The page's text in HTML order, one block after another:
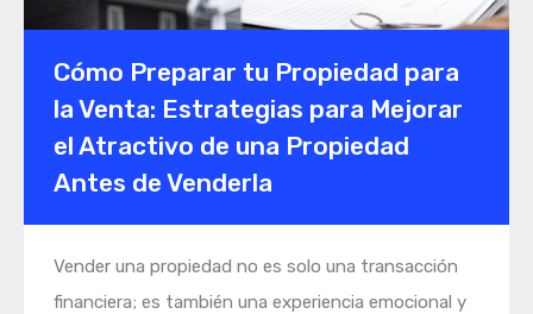
Cómo Preparar tu Propiedad para
la Venta: Estrategias para Mejorar
el Atractivo de una Propiedad
Antes de Venderla
Vender una propiedad no es solo una transacción
financiera; es también una experiencia emocional y